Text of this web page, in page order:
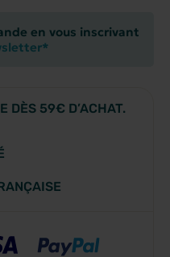
en vous inscrivant
DÈS 59€ D’ACHAT.